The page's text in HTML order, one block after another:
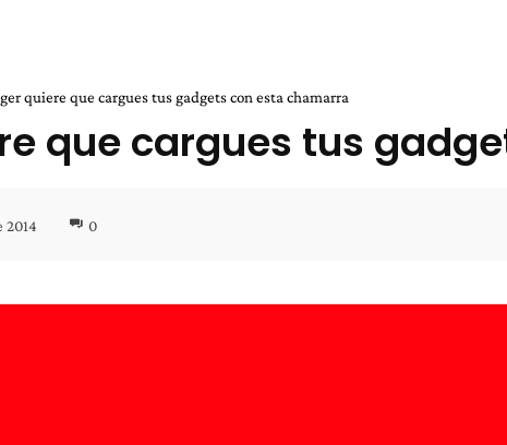
quiere que cargues tus gadgets con esta chamarra
que cargues tus
2014 0